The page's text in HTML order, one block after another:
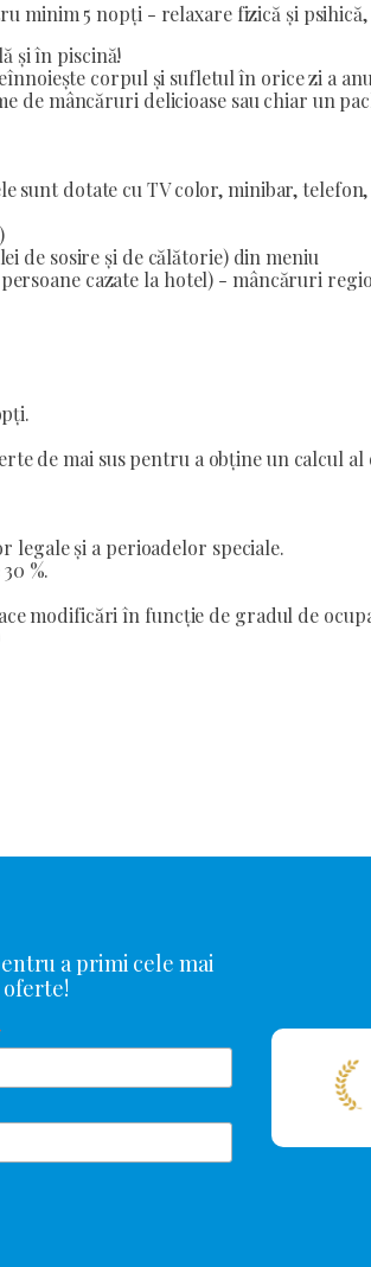
minim 5 nopți - relaxare fizică și
și în piscină!
corpul și sufletul în orice zi a
de mâncăruri delicioase sau chiar un
sunt dotate cu TV color, minibar, telefon,
de sosire și de călătorie) din meniu
cazate la hotel) - mâncăruri
de mai sus pentru a obține un calcul
legale și a perioadelor speciale.
%.
modificări în funcție de gradul de
a primi cele mai